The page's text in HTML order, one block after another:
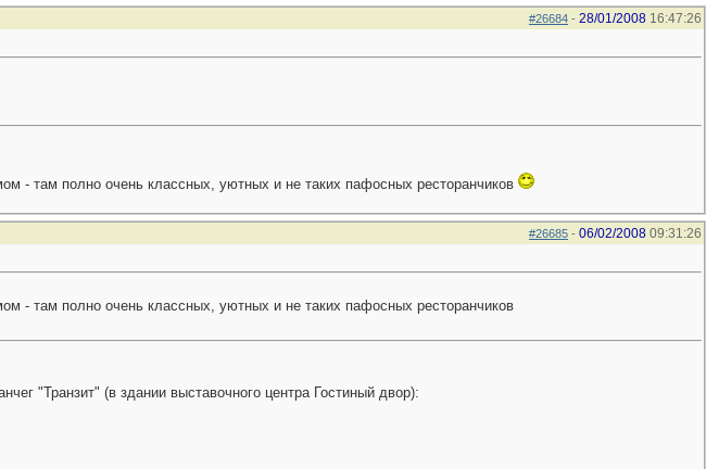
#26684 - 28/01/2008 16:47:26
- там полно очень классных, уютных и не таких пафосных ресторанчиков
#26685 - 06/02/2008 09:31:26
- там полно очень классных, уютных и не таких пафосных ресторанчиков
"Транзит" (в здании выставочного центра Гостиный двор):